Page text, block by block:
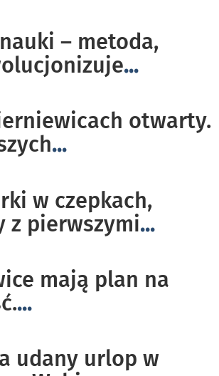
– metoda,
...
otwarty.
...
w czepkach,
z pierwszymi...
mają plan na
...
udany urlop w